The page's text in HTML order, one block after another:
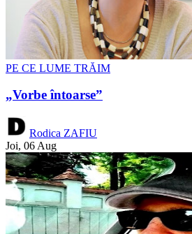
PE CE LUME TRĂIM
„Vorbe întoarse”
Rodica ZAFIU
Joi, 06 Aug